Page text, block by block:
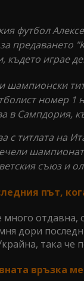
футбол
предаването
където играе
шампионски
номер 1
в Сампдория,
с титлата на
съюз и
път,
много
дори
така че
връзка